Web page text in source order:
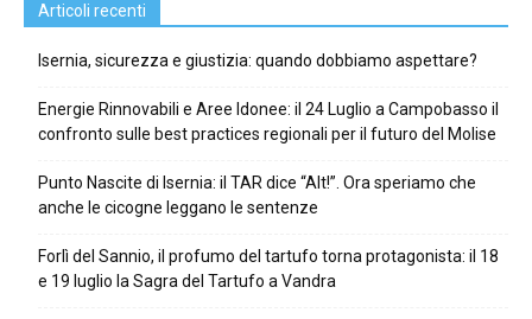
Articoli recenti
Isernia, sicurezza e giustizia: quando dobbiamo aspettare?
Energie Rinnovabili e Aree Idonee: il 24 Luglio a Campobasso il
confronto sulle best practices regionali per il futuro del Molise
Punto Nascite di Isernia: il TAR dice “Alt!”. Ora speriamo che
anche le cicogne leggano le sentenze
Forlì del Sannio, il profumo del tartufo torna protagonista: il 18
e 19 luglio la Sagra del Tartufo a Vandra